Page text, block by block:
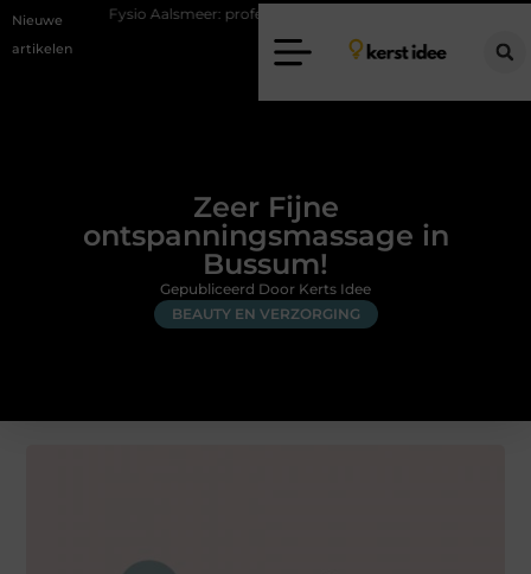
Nieuwe
artikelen
Aalsmeer: professionele hulp bij pijn en bewegingsklachten
Zeer Fijne
ontspanningsmassage in
Bussum!
BEAUTY EN VERZORGING
Gepubliceerd Door Kerts Idee